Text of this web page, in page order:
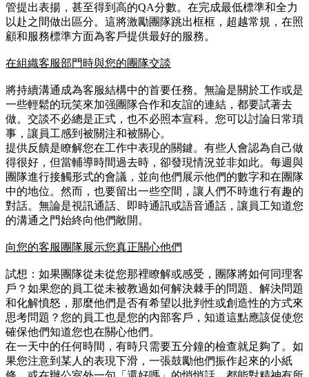
管提出表揚，甚至得到高的QA分數。在完成最低標準和全力
以赴之間做出區分。這將激勵團隊跳出框框，超越常規，在照
顧和服務標準方面為客戶提供最好的服務。
在組織客服部門時與您的團隊交談
將持續溝通成為客服結構中的首要任務。無論是關於工作或是
一些輕鬆的玩笑來加强團隊合作和友誼的連結，都要試著去
做。交談不必總是正式，也不必照本宣科。您可以討論日常瑣
事，讓員工感到被關注和被關心。
提供反饋是瞭解您在工作中表現的關鍵。有些人會認為自己做
得很好，但當輔導時間過去時，卻發現情況並非如此。每週與
團隊進行接觸形式的會議，並向他們展示他們的數字和在團隊
中的地位。然而，也要留出一些空間，讓人們不時進行有趣的
對話。無論是視訊通話、即時通訊或語音通話，讓員工知道您
的溝通之門始終向他們敞開。
向您的客服團隊展示您真正關心他們
試想：如果團隊從未從您那裡瞭解或感受，團隊將如何同理客
戶？如果您的員工從未被教過如何解決棘手的問題、解決問題
和化解憤怒，那麼他們是否有希望以批判性或創造性的方式來
思考問題？您的員工也是您的內部客戶，知道這點應該促使您
確保他們知道您也在關心他們。
在一天中的任何時間，有時只需要五分鐘的檢查就足夠了。如
果您注意到某人的表現下滑，一張鼓勵他們振作起來的小紙